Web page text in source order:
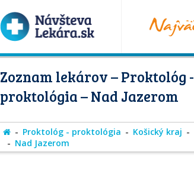
Zoznam lekárov – Proktológ -
proktológia – Nad Jazerom
Proktológ - proktológia Košický kraj
Nad Jazerom